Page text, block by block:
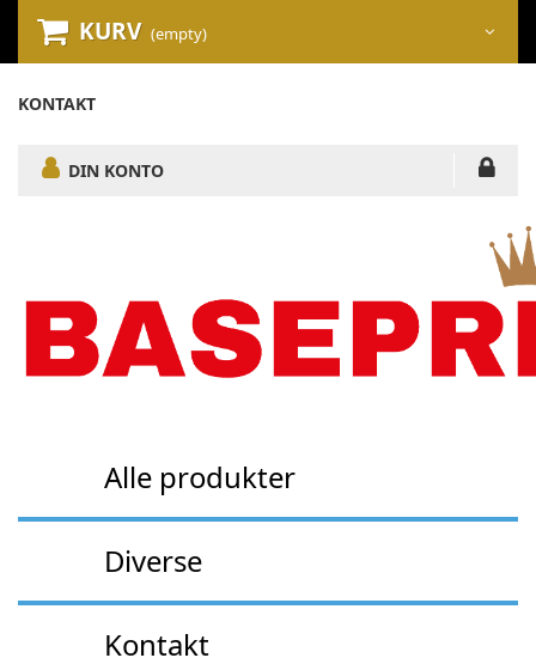
KURV (empty)
KONTAKT
DIN KONTO
Alle produkter
Diverse
Kontakt